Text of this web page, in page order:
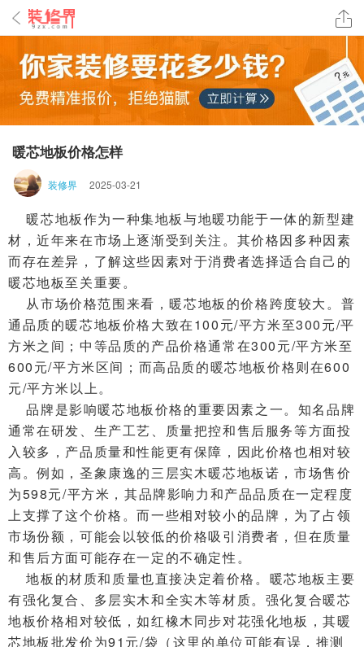
暖芯地板价格怎样
装修界 2025-03-21
暖芯地板作为一种集地板与地暖功能于一体的新型建
材，近年来在市场上逐渐受到关注。其价格因多种因素
而存在差异，了解这些因素对于消费者选择适合自己的
暖芯地板至关重要。
从市场价格范围来看，暖芯地板的价格跨度较大。普
通品质的暖芯地板价格大致在100元/平方米至300元/平
方米之间；中等品质的产品价格通常在300元/平方米至
600元/平方米区间；而高品质的暖芯地板价格则在600
元/平方米以上。
品牌是影响暖芯地板价格的重要因素之一。知名品牌
通常在研发、生产工艺、质量把控和售后服务等方面投
入较多，产品质量和性能更有保障，因此价格也相对较
高。例如，圣象康逸的三层实木暖芯地板诺，市场售价
为598元/平方米，其品牌影响力和产品品质在一定程度
上支撑了这个价格。而一些相对较小的品牌，为了占领
市场份额，可能会以较低的价格吸引消费者，但在质量
和售后方面可能存在一定的不确定性。
地板的材质和质量也直接决定着价格。暖芯地板主要
有强化复合、多层实木和全实木等材质。强化复合暖芯
地板价格相对较低，如红橡木同步对花强化地板，其暖
芯地板批发价为91元/袋（这里的单位可能有误，推测